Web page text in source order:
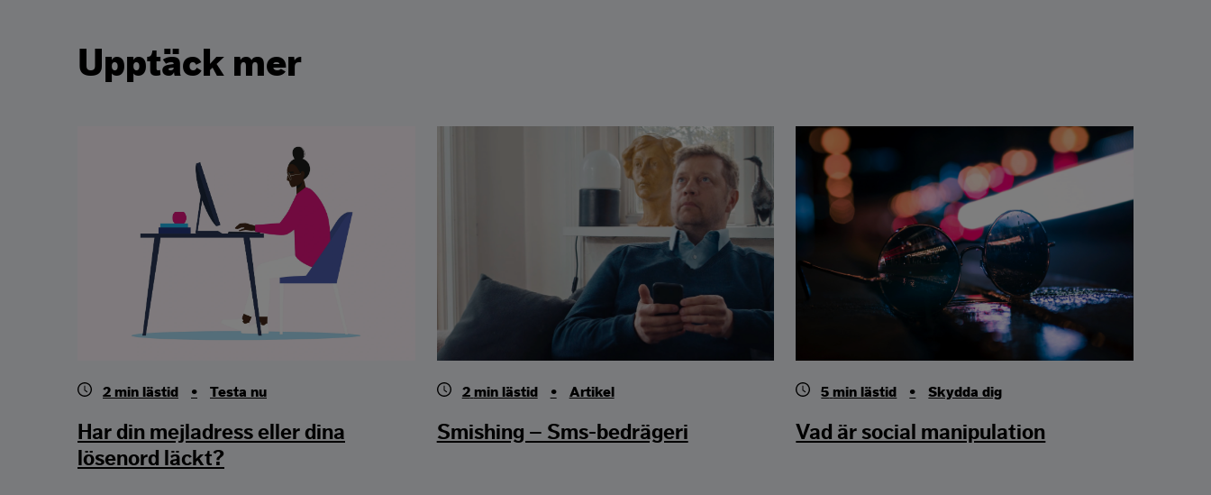
Upptäck mer
2 min lästid • Testa nu
Har din mejladress eller dina
lösenord läckt?
2 min lästid • Artikel
Smishing – Sms-bedrägeri
5 min lästid • Skydda dig
Vad är social manipulation